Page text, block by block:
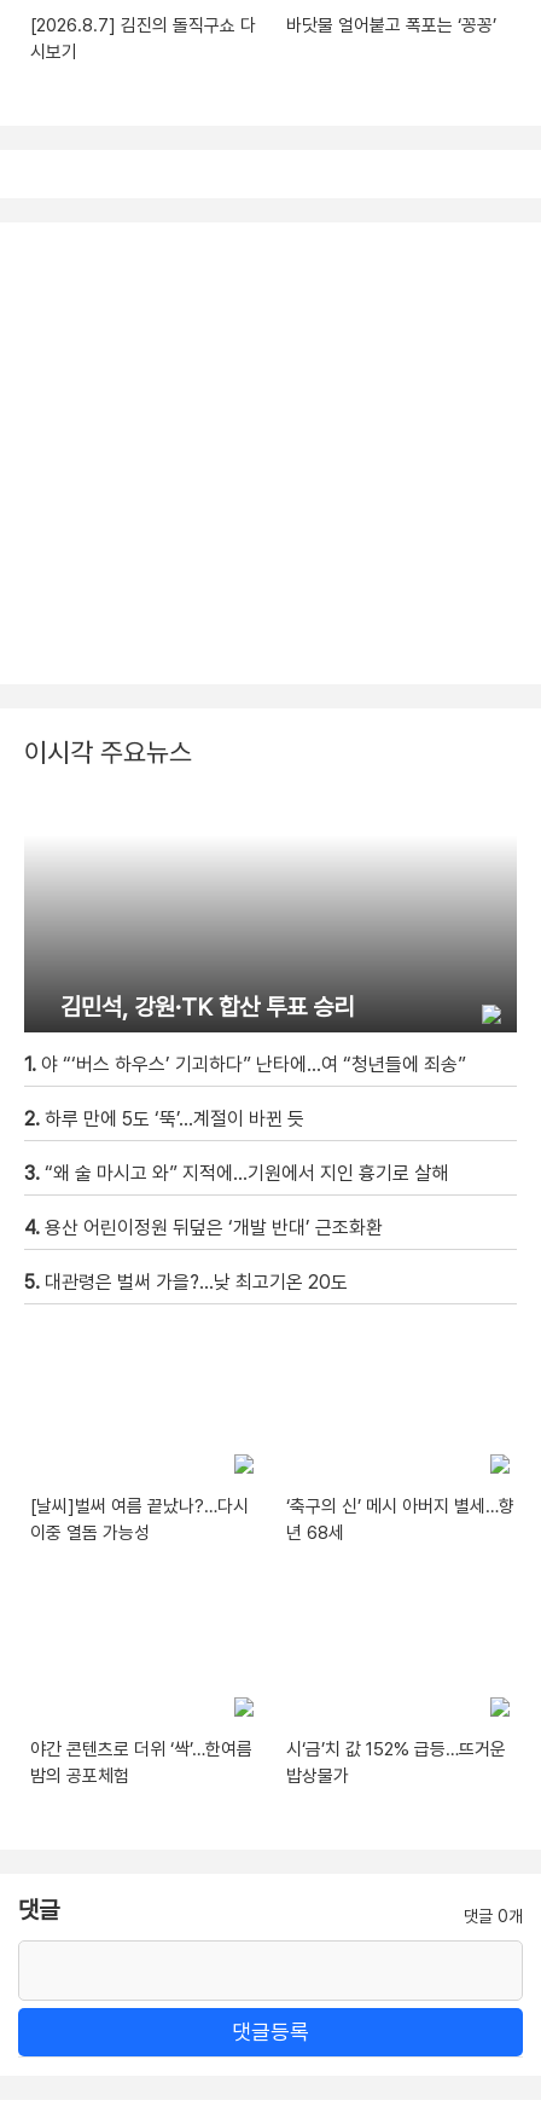
[2026.8.7] 김진의 돌직구쇼 다
시보기
바닷물 얼어붙고 폭포는 ‘꽁꽁’
이시각 주요뉴스
김민석, 강원·TK 합산 투표 승리
1. 야 “‘버스 하우스’ 기괴하다” 난타에…여 “청년들에 죄송”
2. 하루 만에 5도 ‘뚝’…계절이 바뀐 듯
3. “왜 술 마시고 와” 지적에…기원에서 지인 흉기로 살해
4. 용산 어린이정원 뒤덮은 ‘개발 반대’ 근조화환
5. 대관령은 벌써 가을?…낮 최고기온 20도
[날씨]벌써 여름 끝났나?…다시
이중 열돔 가능성
‘축구의 신’ 메시 아버지 별세…향
년 68세
야간 콘텐츠로 더위 ‘싹’…한여름
밤의 공포체험
시‘금’치 값 152% 급등…뜨거운
밥상물가
댓글 댓글 0개
댓글등록